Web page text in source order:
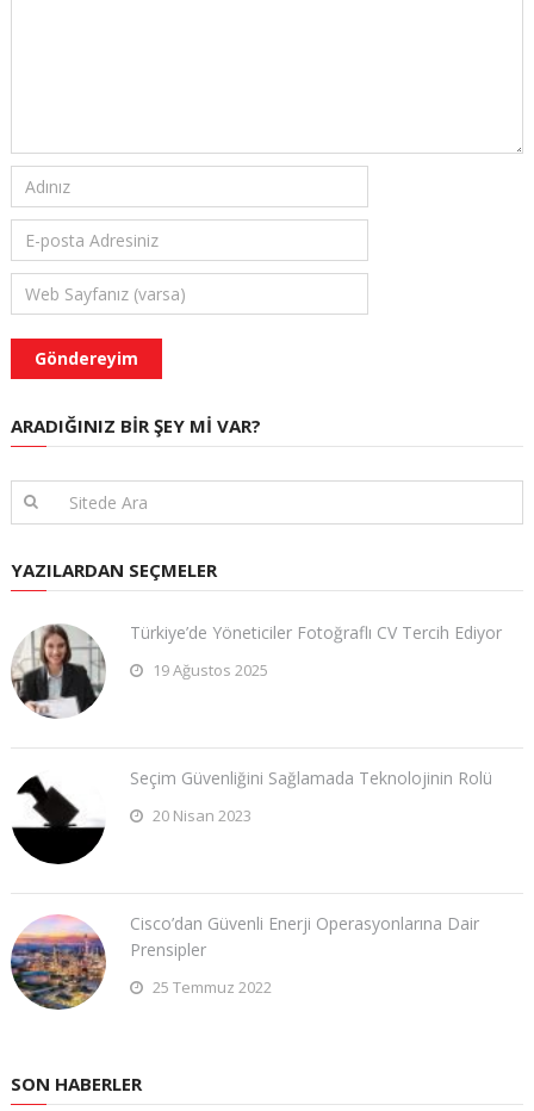
ARADIĞINIZ BIR ŞEY MI VAR?
YAZILARDAN SEÇMELER
Türkiye’de Yöneticiler Fotoğraflı CV Tercih Ediyor
19 Ağustos 2025
Seçim Güvenliğini Sağlamada Teknolojinin Rolü
20 Nisan 2023
Cisco’dan Güvenli Enerji Operasyonlarına Dair
Prensipler
25 Temmuz 2022
SON HABERLER